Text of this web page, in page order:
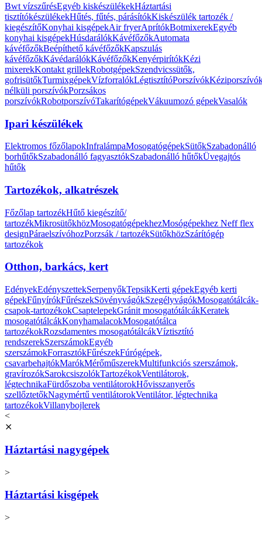
Bwt vízszűrésEgyéb kiskészülékekHáztartási
tisztítókészülékekHűtés, fűtés, párásítókKiskészülék tartozék /
kiegészítőKonyhai kisgépekAir fryerAprítókBotmixerekEgyéb
konyhai kisgépekHúsdarálókKávéfőzőkAutomata
kávéfőzőkBeépíthető kávéfőzőkKapszulás
kávéfőzőkKávédarálókKávéfőzőkKenyérpirítókKézi
mixerekKontakt grillekRobotgépekSzendvicssütők,
gofrisütőkTurmixgépekVízforralókLégtisztítóPorszívók
nélküli porszívókPorzsákos
porszívókRobotporszívóTakarítógépekVákuumozó gépekVasalók
Ipari készülékek
Elektromos főzőlapokInfralámpaMosogatógépekSütőkSzabadonálló
borhűtőkSzabadonálló fagyasztókSzabadonálló hűtőkÜvegajtós
hűtők
Tartozékok, alkatrészek
Főzőlap tartozékHűtő kiegészítő/
tartozékMikrosütőkhözMosogatógépekhezMosógépekhez Neff flex
designPáraelszívóhozPorzsák / tartozékSütőkhözSzárítógép
tartozékok
Otthon, barkács, kert
EdényekEdényszettekSerpenyőkTepsikKerti gépekEgyéb kerti
gépekFűnyírókFűrészekSövényvágókSzegélyvágókMosogatótálcák-
csapok-tartozékokCsaptelepekGránit mosogatótálcákKeratek
mosogatótálcákKonyhamalacokMosogatótálca
tartozékokRozsdamentes mosogatótálcákVíztisztító
rendszerekSzerszámokEgyéb
szerszámokForrasztókFűrészekFúrógépek,
csavarbehajtókMarókMérőműszerekMultifunkciós szerszámok,
gravírozókSarokcsiszolókTartozékokVentilátorok,
légtechnikaFürdőszoba ventilátorokHővisszanyerős
szellőztetőkNagymértű ventilátorokVentilátor, légtechnika
tartozékokVillanybojlerek
<
⨯
Háztartási nagygépek
>
Háztartási kisgépek
>